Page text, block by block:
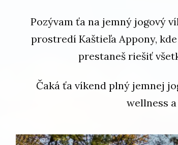
Pozývam ťa na jemný jogový
prostredí Kaštieľa Appony,
prestaneš riešiť
Čaká ťa víkend plný jemnej
wellness